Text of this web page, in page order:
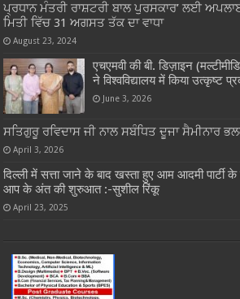
ਪ੍ਰਧਾਨ ਮੰਤਰੀ ਰਾਸ਼ਟਰੀ ਬਾਲ ਪੁਰਸਕਾਰ’ ਲਈ
ਮਿਤੀ ਵਿੱਚ 31 ਅਗਸਤ ਤੱਕ ਦਾ ਵਾਧਾ
August 23, 2024
एचएमवी की बी. डिज़ाइन
ने विश्वविद्यालय में किया उत्कृष्ट
June 3, 2026
ਸਤਿਗੁਰੂ ਰਵਿਦਾਸ ਜੀ ਨਾਲ ਸਬੰਧਿਤ ਦੂਜਾ ਸੈਮੀਨਾਰ
April 3, 2026
दिल्ली में सत्ता जाने के बाद खस्‍ता हुए आम आदमी पार्टी
आप के अंत की शुरुआत :-सुशील रिंकू
April 23, 2025